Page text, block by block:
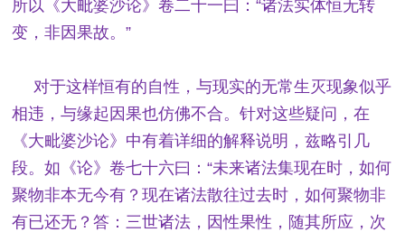
所以《大毗婆沙论》卷二十一曰：“诸法实体恒无转
变，非因果故。”
对于这样恒有的自性，与现实的无常生灭现象似乎
相违，与缘起因果也仿佛不合。针对这些疑问，在
《大毗婆沙论》中有着详细的解释说明，兹略引几
段。如《论》卷七十六曰：“未来诸法集现在时，如何
聚物非本无今有？现在诸法散往过去时，如何聚物非
有已还无？答：三世诸法，因性果性，随其所应，次